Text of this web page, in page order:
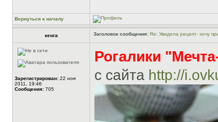
Вернуться к началу
кенга Заголовок сообщения: Re: Увидела рецепт- хочу
Зарегистрирован: 22 ноя
2011, 19:46
Сообщения: 705
Рогалики
с сайта http://